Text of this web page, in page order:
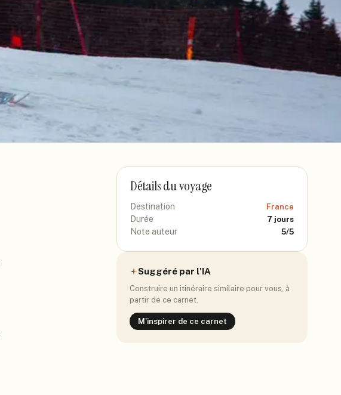
Détails du voyage
Destination France
Durée 7 jours
Note auteur 5/5
Suggéré par l'IA
Construire un itinéraire similaire pour vous, à
partir de ce carnet.
M'inspirer de ce carnet